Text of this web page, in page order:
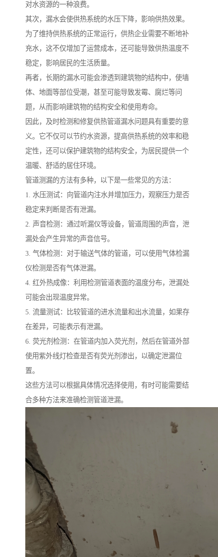
对水资源的一种浪费。
其次，漏水会使供热系统的水压下降，影响供热效果。
为了维持供热系统的正常运行，供热企业需要不断地补
充水，这不仅增加了运营成本，还可能导致供热温度不
稳定，影响居民的生活质量。
再者，长期的漏水可能会渗透到建筑物的结构中，使墙
体、地面等部位受潮，甚至可能导致发霉、腐烂等问
题，从而影响建筑物的结构安全和使用寿命。
因此，及时检测和修复供热管道漏水问题具有重要的意
义。它不仅可以节约水资源，提高供热系统的效率和稳
定性，还可以保护建筑物的结构安全，为居民提供一个
温暖、舒适的居住环境。
管道测漏的方法有多种，以下是一些常见的方法：
1. 水压测试：向管道内注水并增加压力，观察压力是否
稳定来判断是否有泄漏。
2. 声音检测：通过听漏仪等设备，管道周围的声音，泄
漏处会产生异常的声音信号。
3. 气体检测：对于输送气体的管道，可以使用气体检漏
仪检测是否有气体泄漏。
4. 红外热成像：利用检测管道表面的温度分布，泄漏处
可能会出现温度异常。
5. 流量测试：比较管道的进水流量和出水流量，如果存
在差异，可能表示有泄漏。
6. 荧光剂检测：在管道内加入荧光剂，然后在管道外部
使用紫外线灯检查是否有荧光剂渗出，以确定泄漏位
置。
这些方法可以根据具体情况选择使用，有时可能需要结
合多种方法来准确检测管道泄漏。